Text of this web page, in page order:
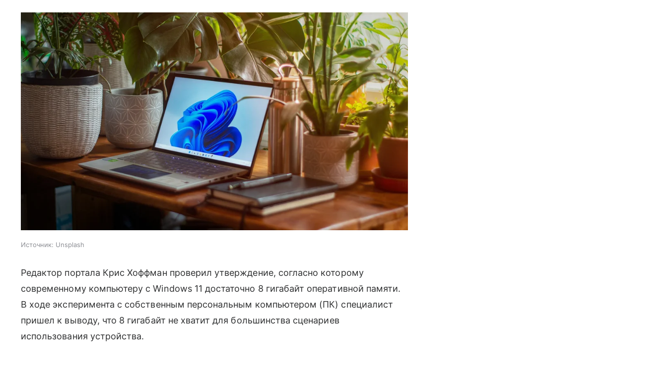
Источник: Unsplash
Редактор портала Крис Хоффман проверил утверждение, согласно которому
современному компьютеру с Windows 11 достаточно 8 гигабайт оперативной памяти.
В ходе эксперимента с собственным персональным компьютером (ПК) специалист
пришел к выводу, что 8 гигабайт не хватит для большинства сценариев
использования устройства.